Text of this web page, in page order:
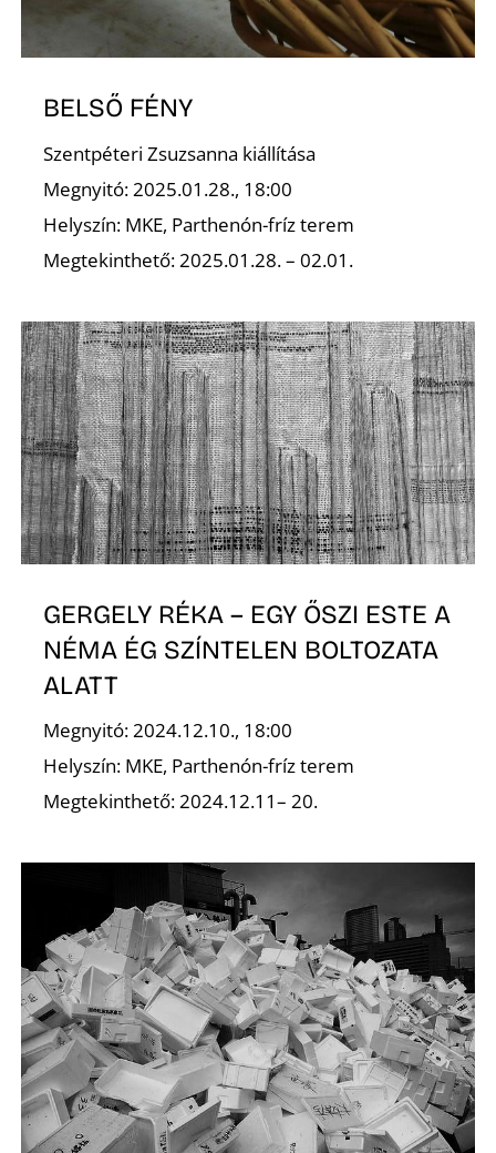
BELSŐ FÉNY
Szentpéteri Zsuzsanna kiállítása
Megnyitó: 2025.01.28., 18:00
Helyszín: MKE, Parthenón-fríz terem
Megtekinthető: 2025.01.28. – 02.01.
GERGELY RÉKA – EGY ŐSZI ESTE A
NÉMA ÉG SZÍNTELEN BOLTOZATA
ALATT
Megnyitó: 2024.12.10., 18:00
Helyszín: MKE, Parthenón-fríz terem
Megtekinthető: 2024.12.11– 20.